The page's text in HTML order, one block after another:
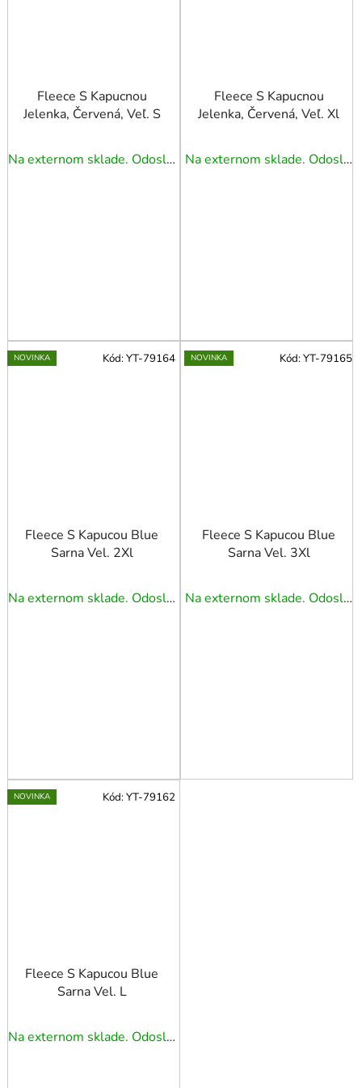
Fleece S Kapucnou
Jelenka, Červená, Veľ. S
Na externom sklade. Odoslanie 5 - 7 prac. dní.
Fleece S Kapucnou
Jelenka, Červená, Veľ. Xl
Na externom sklade. Odoslanie 5 - 7 prac. dní.
NOVINKA
Fleece S Kapucou Blue
Sarna Vel. 2Xl
Na externom sklade. Odoslanie 5 - 7 prac. dní.
Kód:YT-79164 NOVINKA
Fleece S Kapucou Blue
Sarna Vel. 3Xl
Na externom sklade. Odoslanie 5 - 7 prac. dní.
Kód:YT-79165
NOVINKA
Fleece S Kapucou Blue
Sarna Vel. L
Na externom sklade. Odoslanie 5 - 7 prac. dní.
Kód:YT-79162